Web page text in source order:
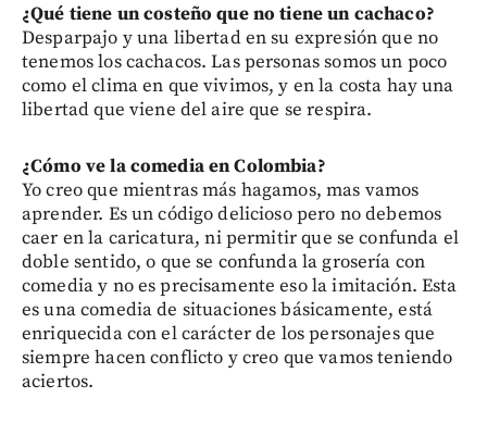
¿Qué tiene un costeño que no tiene un cachaco?
Desparpajo y una libertad en su expresión que no
tenemos los cachacos. Las personas somos un poco
como el clima en que vivimos, y en la costa hay una
libertad que viene del aire que se respira.
¿Cómo ve la comedia en Colombia?
Yo creo que mientras más hagamos, mas vamos
aprender. Es un código delicioso pero no debemos
caer en la caricatura, ni permitir que se confunda el
doble sentido, o que se confunda la grosería con
comedia y no es precisamente eso la imitación. Esta
es una comedia de situaciones básicamente, está
enriquecida con el carácter de los personajes que
siempre hacen conflicto y creo que vamos teniendo
aciertos.